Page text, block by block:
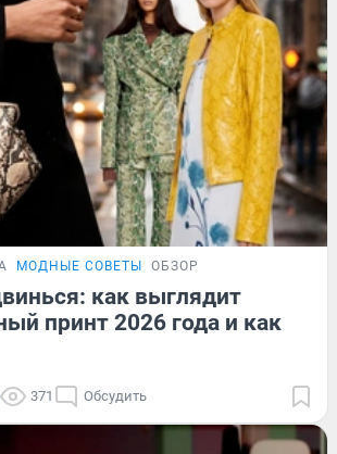
МОДНЫЕ СОВЕТЫ ОБЗОР
как выглядит
принт 2026 года и как
371 Обсудить